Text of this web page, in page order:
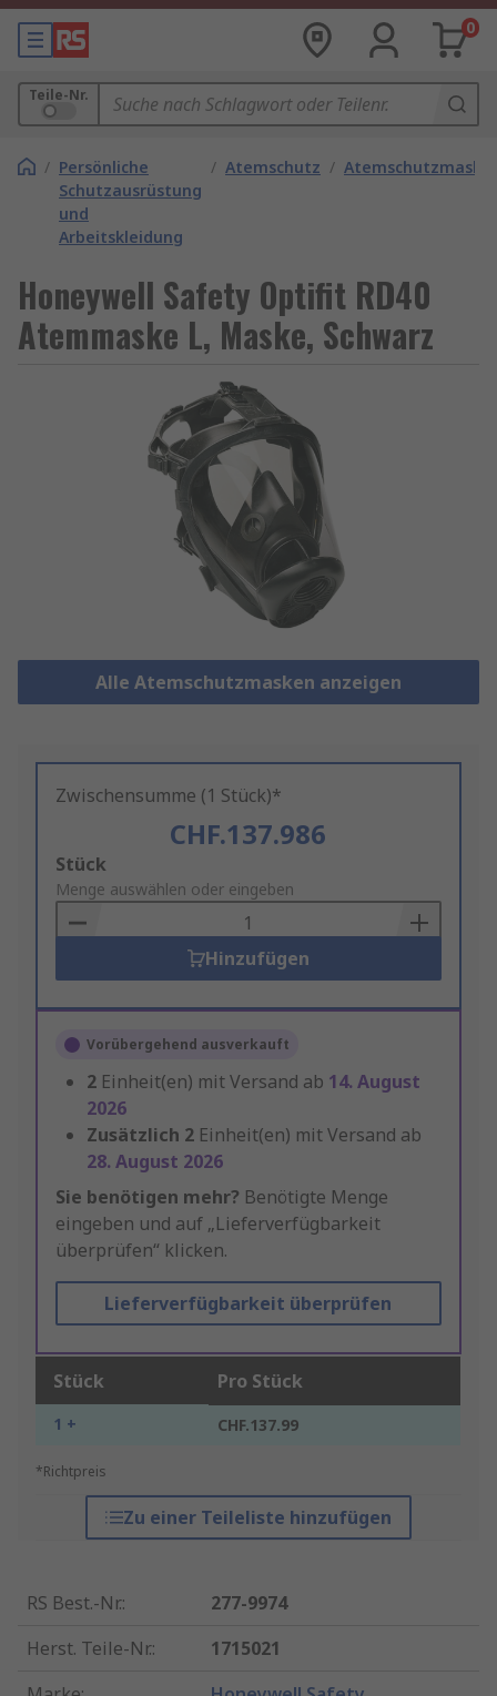
0
Teile-Nr.
/ Persönliche
Schutzausrüstung
und
Arbeitskleidung
/ Atemschutz /
Honeywell Safety Optifit RD40
Atemmaske L, Maske, Schwarz
Alle Atemschutzmasken anzeigen
Zwischensumme (1 Stück)*
CHF.137.986
Add
to
Basket
Stück
Menge auswählen oder eingeben
Hinzufügen
Vorübergehend ausverkauft
2 Einheit(en) mit Versand ab 14. August
2026
Zusätzlich 2 Einheit(en) mit Versand ab
28. August 2026
Sie benötigen mehr? Benötigte Menge
eingeben und auf „Lieferverfügbarkeit
überprüfen“ klicken.
Lieferverfügbarkeit überprüfen
Stück Pro Stück
1 + CHF.137.99
*Richtpreis
Zu einer Teileliste hinzufügen
RS Best.-Nr.:
277-9974
Herst. Teile-Nr.:
1715021